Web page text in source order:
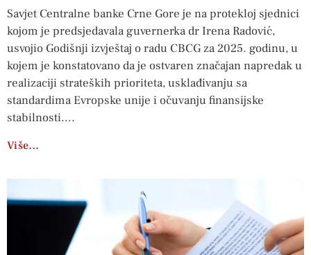
Savjet Centralne banke Crne Gore je na protekloj sjednici
kojom je predsjedavala guvernerka dr Irena Radović,
usvojio Godišnji izvještaj o radu CBCG za 2025. godinu, u
kojem je konstatovano da je ostvaren značajan napredak u
realizaciji strateških prioriteta, usklađivanju sa
standardima Evropske unije i očuvanju finansijske
stabilnosti.
Više…